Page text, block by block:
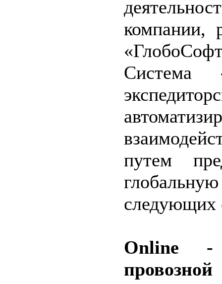
компании,
Система
путем
следующих
Online -